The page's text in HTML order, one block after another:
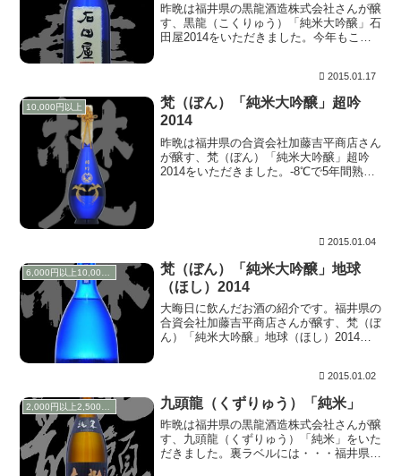
昨晩は福井県の黒龍酒造株式会社さんが醸
す、黒龍（こくりゅう）「純米大吟醸」石
田屋2014をいただきました。今年もこの
同封されていました。その内容について
は、昨年のレ...
2015.01.17
10,000円以上
梵（ぼん）「純米大吟醸」超吟
2014
昨晩は福井県の合資会社加藤吉平商店さん
が醸す、梵（ぼん）「純米大吟醸」超吟
2014をいただきました。-8℃で5年間熟成
2015.01.04
梵（ぼん）「純米大吟醸」地球
（ほし）2014
大晦日に飲んだお酒の紹介です。福井県の
合資会社加藤吉平商店さんが醸す、梵（ぼ
ん）「純米大吟醸」地球（ほし）2014長
が、それはまた後日。写真は11年前に撮
影したもので...
2015.01.02
九頭龍（くずりゅう）「純米」
昨晩は福井県の黒龍酒造株式会社さんが醸
す、九頭龍（くずりゅう）「純米」をいた
だきました。裏ラベルには・・・福井県産